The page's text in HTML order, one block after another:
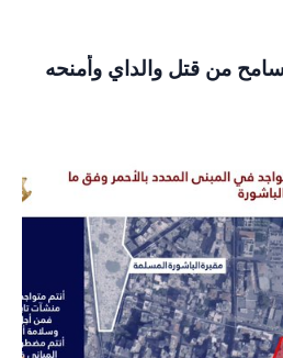
من قتل والداي وأمنحه